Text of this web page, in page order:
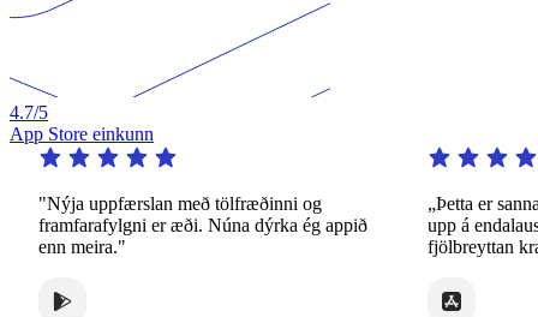
4.7/5
App Store einkunn
"Nýja uppfærslan með tölfræðinni og
framfarafylgni er æði. Núna dýrka ég appið
enn meira."
„Þetta er
upp á
fjölbreyttan